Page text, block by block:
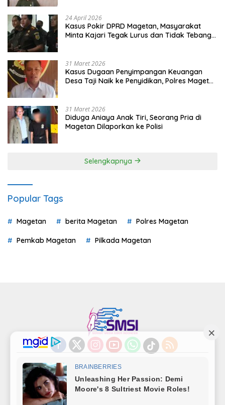
24 April 2026
Kasus Pokir DPRD Magetan, Masyarakat
Minta Kajari Tegak Lurus dan Tidak Tebang
31 Maret 2026
Kasus Dugaan Penyimpangan Keuangan
Desa Taji Naik ke Penyidikan, Polres Magetan
31 Maret 2026
Diduga Aniaya Anak Tiri, Seorang Pria di
Magetan Dilaporkan ke Polisi
Selengkapnya
Popular Tags
Magetan berita Magetan Polres Magetan
Pemkab Magetan Pilkada Magetan
Indeks Kode Etik
Disclaimer
Pedoman Media Siber
Kode Perilaku Perusahaan Pers